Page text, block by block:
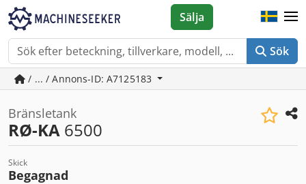
Sök
Sälja
/ ... / Annons-ID: A7125183
Bränsletank
RØ-KA 6500
Skick
Begagnad